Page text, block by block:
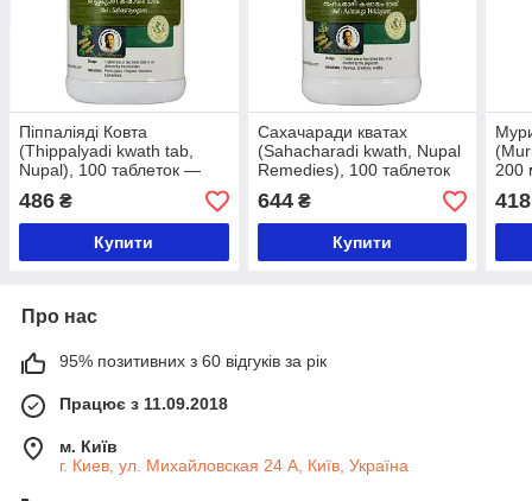
Піппаліяді Ковта
(Thippalyadi kwath tab,
Nupal), 100 таблеток —
486 ₴
Купити
Сахачаради кватах
(Sahacharadi kwath, Nupal
Remedies), 100 таблеток
— Аюрведа преміум'якості
644₴
Купити
200
418
Про нас
95% позитивних з 60 відгуків за рік
Працює з 11.09.2018
м. Київ
г. Киев, ул. Михайловская 24 А, Київ, Україна